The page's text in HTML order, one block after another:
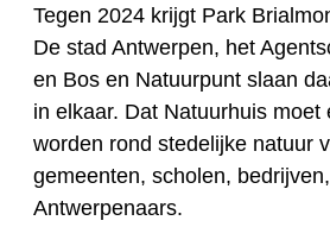
Tegen 2024 krijgt Park
De stad Antwerpen, het
en Bos en Natuurpunt slaan
in elkaar. Dat Natuurhuis moet
worden rond stedelijke natuur
gemeenten, scholen,
Antwerpenaars.